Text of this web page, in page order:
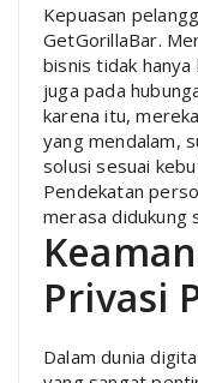
Kepuasan
GetGorillaBar.
bisnis tidak
juga pada
karena itu,
yang mendalam,
solusi sesuai
Pendekatan
merasa didukung
Privasi
Dalam dunia